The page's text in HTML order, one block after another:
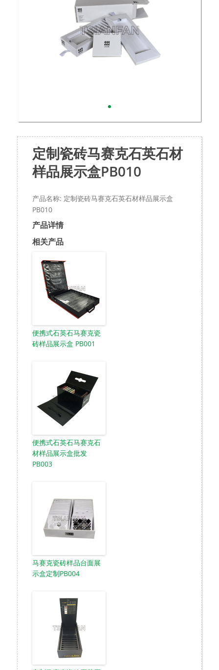
定制瓷砖马赛克石英石材
样品展示盒PB010
产品名称: 定制瓷砖马赛克石英石材样品展示盒
PB010
产品详情
相关产品
便携式石英石马赛克瓷
砖样品展示盒 PB001
便携式石英石马赛克石
材样品展示盒批发
PB003
马赛克瓷砖样品台面展
示盒定制PB004